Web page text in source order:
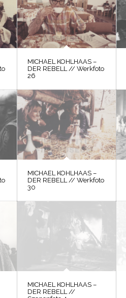
MICHAEL KOHLHAAS –
DER REBELL // Werkfoto
26
MICHAEL KOHLHAAS –
DER REBELL // Werkfoto
30
MICHAEL KOHLHAAS –
DER REBELL //